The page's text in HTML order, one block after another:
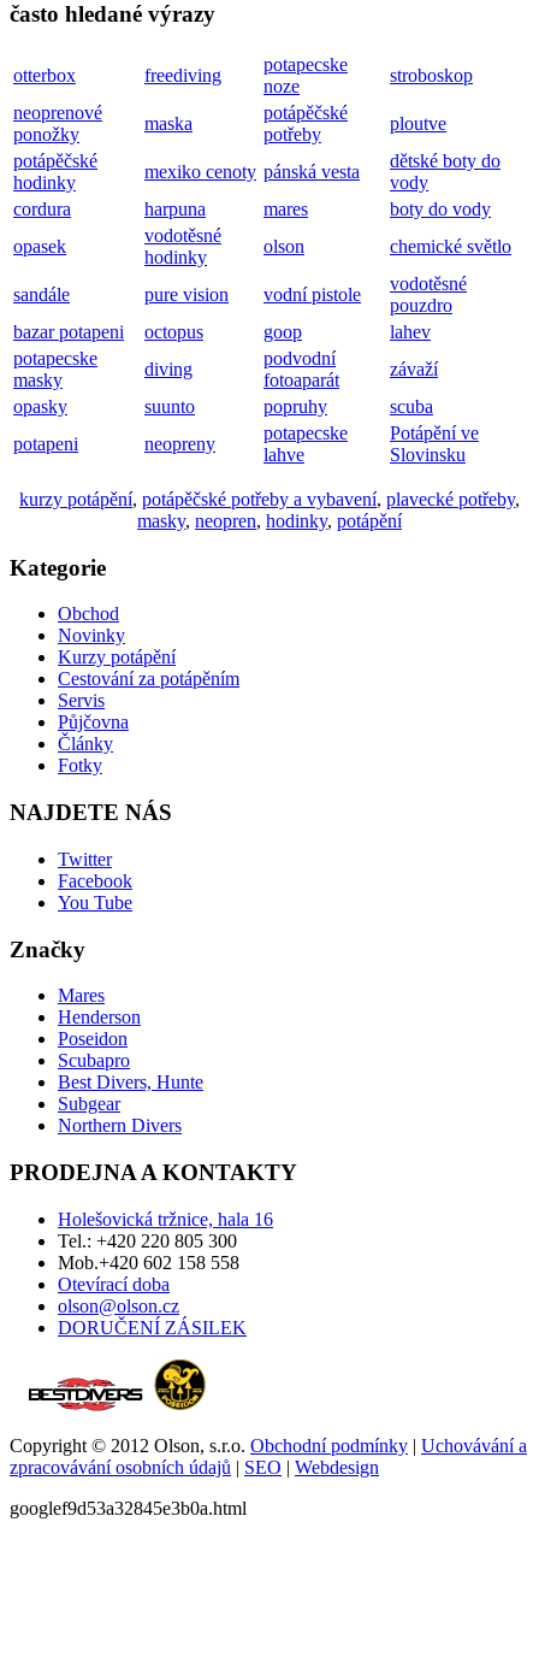
často hledané výrazy
otterbox freediving
potapecske
noze
stroboskop
neoprenové
ponožky
maska
potápěčské
potřeby
ploutve
potápěčské
hodinky
mexiko cenoty pánská vesta
dětské boty do
vody
cordura
harpuna mares
boty do vody
opasek
vodotěsné
hodinky
olson chemické světlo
sandále pure vision vodní pistole
vodotěsné
pouzdro
bazar potapeni
octopus goop
lahev
potapecske
masky
diving
podvodní
fotoaparát
závaží
opasky
suunto popruhy
scuba
potapeni
neopreny
potapecske
lahve
Potápění ve
Slovinsku
kurzy potápění, potápěčské potřeby a vybavení, plavecké potřeby,
masky, neopren, hodinky, potápění
Kategorie
Obchod
Novinky
Kurzy potápění
Cestování za potápěním
Servis
Půjčovna
Články
Fotky
NAJDETE NÁS
Twitter
Facebook
You Tube
Značky
Mares
Henderson
Poseidon
Scubapro
Best Divers, Hunte
Subgear
Northern Divers
PRODEJNA A KONTAKTY
Holešovická tržnice, hala 16
Tel.: +420 220 805 300
Mob.+420 602 158 558
Otevírací doba
olson@olson.cz
DORUČENÍ ZÁSILEK
Copyright © 2012 Olson, s.r.o. Obchodní podmínky | Uchovávání a
zpracovávání osobních údajů | SEO | Webdesign
googlef9d53a32845e3b0a.html